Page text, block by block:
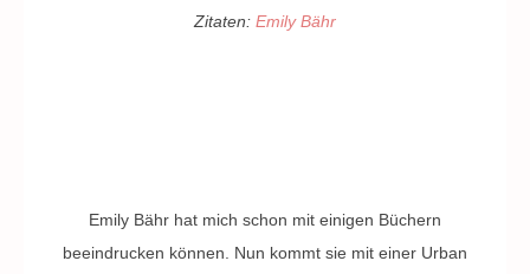
Zitaten: Emily Bähr
Emily Bähr hat mich schon mit einigen Büchern
beeindrucken können. Nun kommt sie mit einer Urban